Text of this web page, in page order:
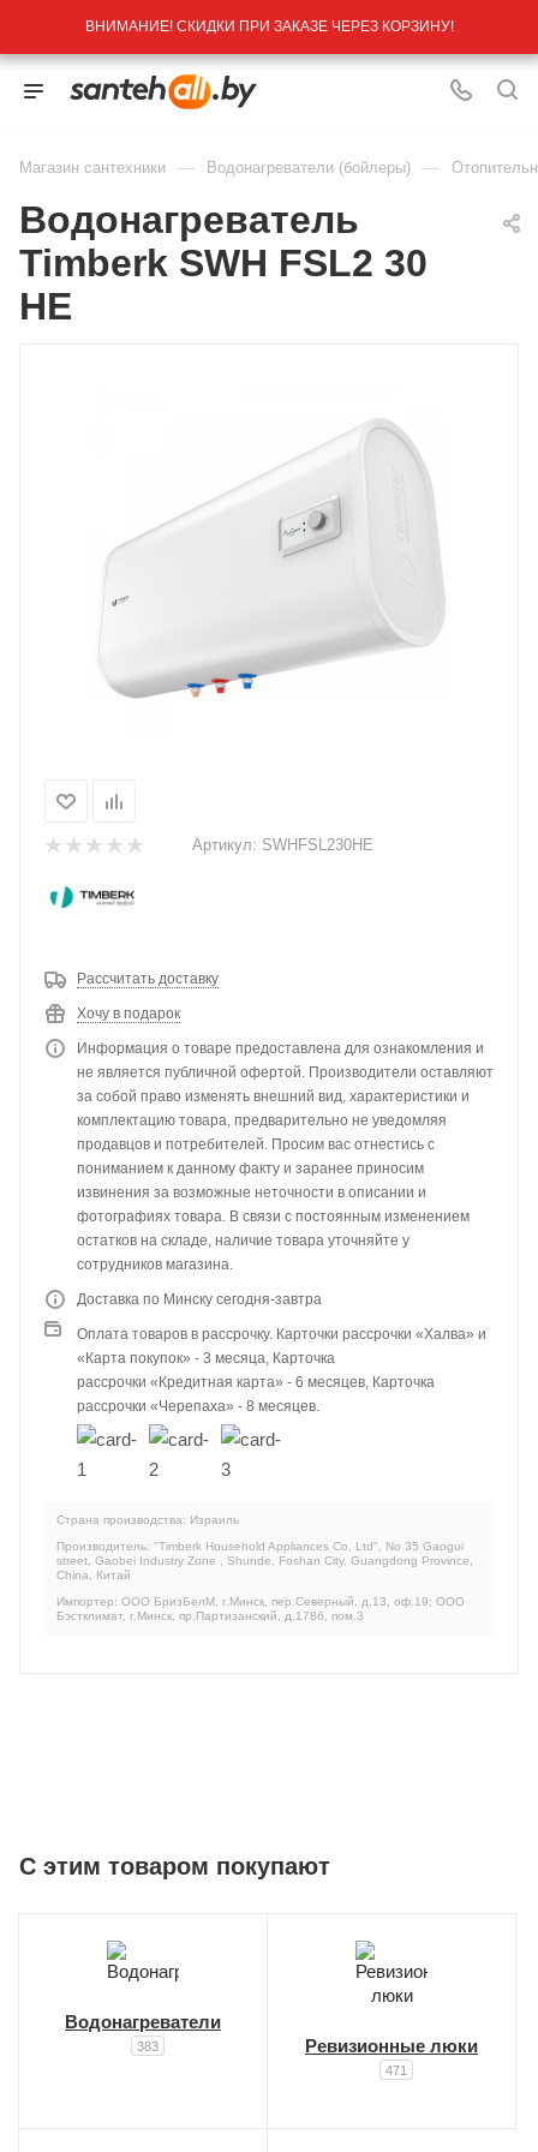
ВНИМАНИЕ! СКИДКИ ПРИ ЗАКАЗЕ ЧЕРЕЗ КОРЗИНУ!
Магазин сантехники — Водонагреватели (бойлеры) —
Водонагреватель
Timberk SWH FSL2 30
HE
Артикул: SWHFSL230HE
Рассчитать доставку
Хочу в подарок
Информация о товаре предоставлена для ознакомления и
не является публичной офертой. Производители оставляют
за собой право изменять внешний вид, характеристики и
комплектацию товара, предварительно не уведомляя
продавцов и потребителей. Просим вас отнестись с
пониманием к данному факту и заранее приносим
извинения за возможные неточности в описании и
фотографиях товара. В связи с постоянным изменением
остатков на складе, наличие товара уточняйте у
сотрудников магазина.
Доставка по Минску сегодня-завтра
Оплата товаров в рассрочку. Карточки рассрочки «Халва» и
«Карта покупок» - 3 месяца, Карточка
рассрочки «Кредитная карта» - 6 месяцев, Карточка
рассрочки «Черепаха» - 8 месяцев.
Страна производства: Израиль
Производитель: "Timberk Household Appliances Co, Ltd", No 35 Gaogui
street, Gaobei Industry Zone , Shunde, Foshan City, Guangdong Province,
China, Китай
Импортер: ООО БризБелМ, г.Минск, пер.Северный, д.13, оф.19; ООО
Бэстклимат, г.Минск, пр.Партизанский, д.178б, пом.3
C этим товаром покупают
Водонагреватели
383 Ревизионные люки
471